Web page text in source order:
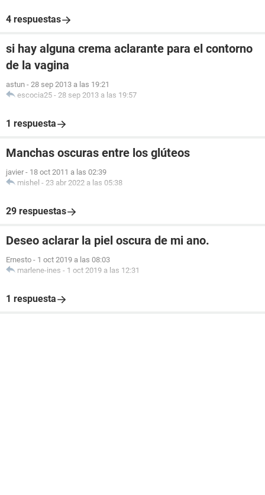
4 respuestas
si hay alguna crema aclarante para el contorno
de la vagina
astun - 28 sep 2013 a las 19:21
escocia25 - 28 sep 2013 a las 19:57
1 respuesta
Manchas oscuras entre los glúteos
javier - 18 oct 2011 a las 02:39
mishel - 23 abr 2022 a las 05:38
29 respuestas
Deseo aclarar la piel oscura de mi ano.
Ernesto - 1 oct 2019 a las 08:03
marlene-ines - 1 oct 2019 a las 12:31
1 respuesta